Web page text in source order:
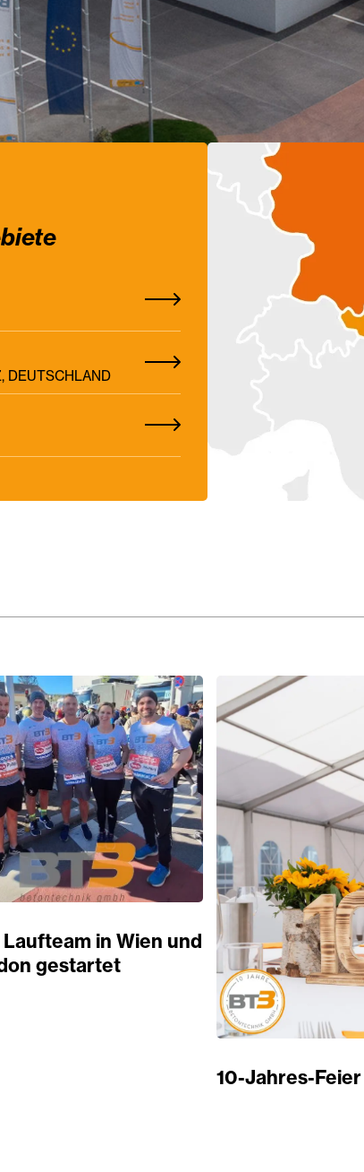
DEUTSCHLAND
Laufteam in Wien und
gestartet
10-Jahres-Feier